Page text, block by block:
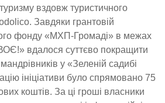
вздовж туристичного
Завдяки грантовій
фонду «МХП-Громаді» в межах
вдалося суттєво покращити
у «Зеленій садибі
ініціативи було спрямовано 75
коштів. За ці гроші власники